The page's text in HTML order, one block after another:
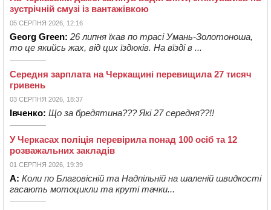
зустрічній смузі із вантажівкою
05 СЕРПНЯ 2026, 12:16
Georg Green: 26 липня їхав по трасі Умань-Золотоноша,
то це якийсь жах, від цих їздюків. На вїзді в ...
Середня зарплата на Черкащині перевищила 27 тисяч
гривень
03 СЕРПНЯ 2026, 18:37
Івченко: Що за бредятина??? Які 27 середня??!!
У Черкасах поліція перевірила понад 100 осіб та 12
розважальних закладів
01 СЕРПНЯ 2026, 19:39
А: Коли по Благовісній та Надпільній на шаленій швидкості
гасають мотоцикли та круті тачки...